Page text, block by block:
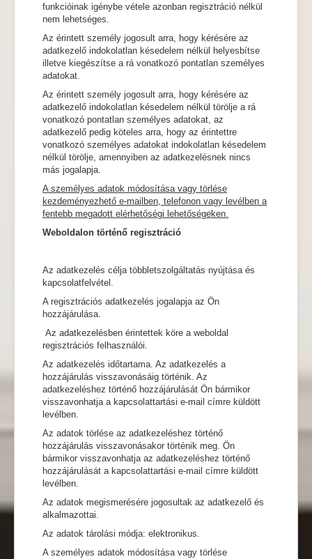
funkcióinak igénybe vétele azonban regisztráció nélkül
nem lehetséges.
Az érintett személy jogosult arra, hogy kérésére az
adatkezelő indokolatlan késedelem nélkül helyesbítse
illetve kiegészítse a rá vonatkozó pontatlan személyes
adatokat.
Az érintett személy jogosult arra, hogy kérésére az
adatkezelő indokolatlan késedelem nélkül törölje a rá
vonatkozó pontatlan személyes adatokat, az
adatkezelő pedig köteles arra, hogy az érintettre
vonatkozó személyes adatokat indokolatlan késedelem
nélkül törölje, amennyiben az adatkezelésnek nincs
más jogalapja.
A személyes adatok módosítása vagy törlése
kezdeményezhető e-mailben, telefonon vagy levélben a
fentebb megadott elérhetőségi lehetőségeken.
Weboldalon történő regisztráció
Az adatkezelés célja többletszolgáltatás nyújtása és
kapcsolatfelvétel.
A regisztrációs adatkezelés jogalapja az Ön
hozzájárulása.
Az adatkezelésben érintettek köre a weboldal
regisztrációs felhasználói.
Az adatkezelés időtartama. Az adatkezelés a
hozzájárulás visszavonásáig történik. Az
adatkezeléshez történő hozzájárulását Ön bármikor
visszavonhatja a kapcsolattartási e-mail címre küldött
levélben.
Az adatok törlése az adatkezeléshez történő
hozzájárulás visszavonásakor történik meg. Ön
bármikor visszavonhatja az adatkezeléshez történő
hozzájárulását a kapcsolattartási e-mail címre küldött
levélben.
Az adatok megismerésére jogosultak az adatkezelő és
alkalmazottai.
Az adatok tárolási módja: elektronikus.
A személyes adatok módosítása vagy törlése